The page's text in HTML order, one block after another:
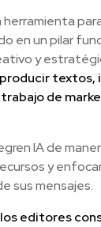
herramienta
en un pilar
y
textos,
de
IA de
y
sus mensajes.
los editores